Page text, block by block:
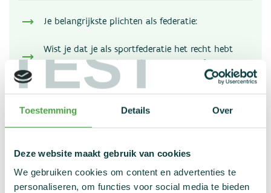
TEST
Toestemming Details Over
Deze website maakt gebruik van cookies
We gebruiken cookies om content en advertenties te
personaliseren, om functies voor social media te bieden
Je belangrijkste plichten als federatie:
Wist je dat je als sportfederatie het recht hebt
om dopingcontroles te laten uitvoeren?
Je belangrijkste plichten als
federatie:
Je hebt meldingsplicht voor wedstrijden